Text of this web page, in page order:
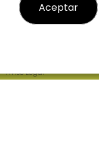
Aviso Legal
Aceptar